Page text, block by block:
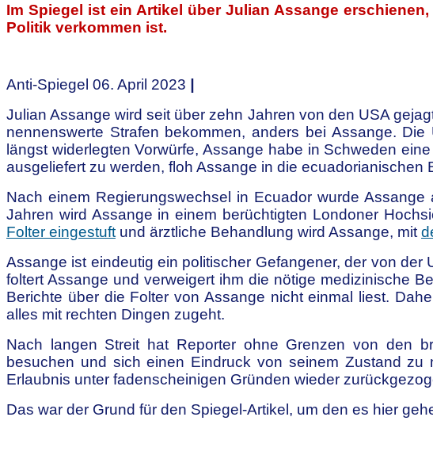
Im Spiegel ist ein Artikel über Julian Assange
Politik verkommen ist.
Anti-Spiegel 06. April 2023 |
Julian Assange wird seit über zehn Jahren von den USA
nennenswerte Strafen bekommen, anders bei Assange.
längst widerlegten Vorwürfe, Assange habe in Schweden
ausgeliefert zu werden, floh Assange in die
Nach einem Regierungswechsel in Ecuador wurde
Jahren wird Assange in einem berüchtigten Londoner
Folter eingestuft und ärztliche Behandlung wird Assange, mit
Assange ist eindeutig ein politischer Gefangener, der von
foltert Assange und verweigert ihm die nötige medizinische
Berichte über die Folter von Assange nicht einmal liest.
alles mit rechten Dingen zugeht.
Nach langen Streit hat Reporter ohne Grenzen von den
besuchen und sich einen Eindruck von seinem Zustand
Erlaubnis unter fadenscheinigen Gründen wieder
Das war der Grund für den Spiegel-Artikel, um den es hier